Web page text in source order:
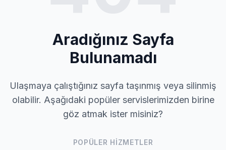
Aradığınız Sayfa
Bulunamadı
Ulaşmaya çalıştığınız sayfa taşınmış veya silinmiş
olabilir. Aşağıdaki popüler servislerimizden birine
göz atmak ister misiniz?
POPÜLER HIZMETLER